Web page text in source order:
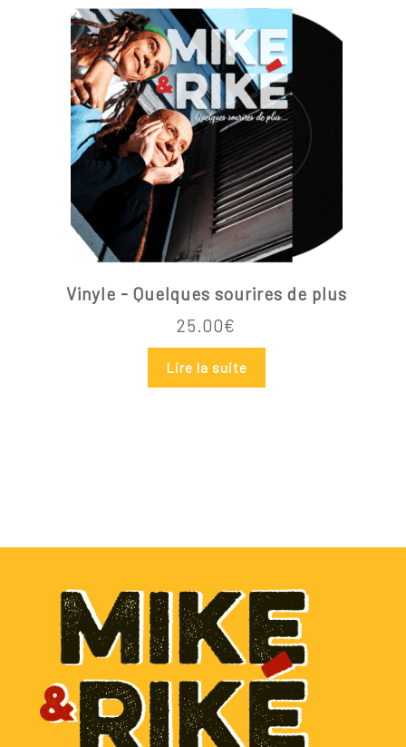
Vinyle - Quelques sourires de plus
25.00€
Lire la suite